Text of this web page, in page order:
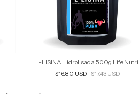
L-LISINA Hidrolisada 500g Life Nutri
$16.80 USD $17.43 USD